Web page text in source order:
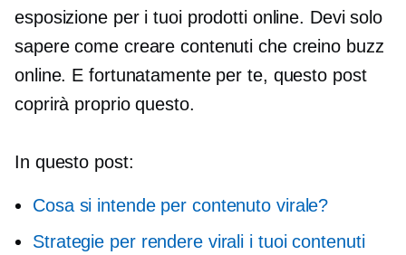
esposizione per i tuoi prodotti online. Devi solo
sapere come creare contenuti che creino buzz
online. E fortunatamente per te, questo post
coprirà proprio questo.
In questo post:
Cosa si intende per contenuto virale?
Strategie per rendere virali i tuoi contenuti